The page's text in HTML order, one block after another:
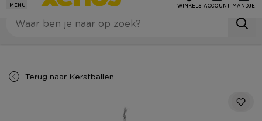
MENU WINKELS ACCOUNT MANDJE
Terug naar Kerstballen